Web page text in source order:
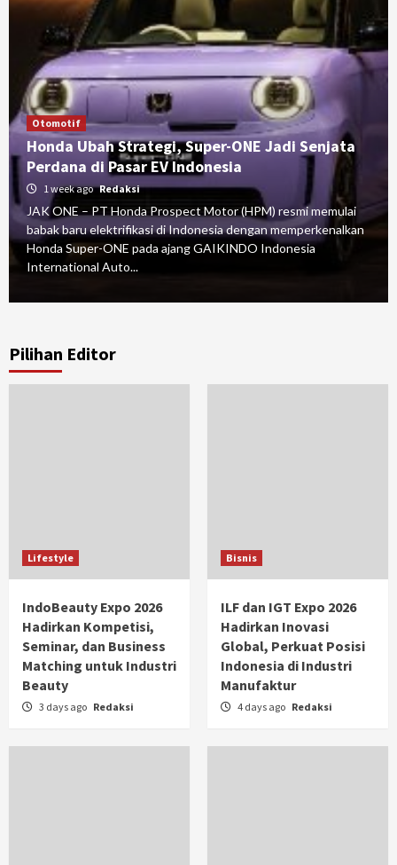
Otomotif
Honda Ubah Strategi, Super-ONE Jadi Senjata
Perdana di Pasar EV Indonesia
1 week ago Redaksi
JAK ONE – PT Honda Prospect Motor (HPM) resmi memulai
babak baru elektrifikasi di Indonesia dengan memperkenalkan
Honda Super-ONE pada ajang GAIKINDO Indonesia
International Auto...
Pilihan Editor
Lifestyle
IndoBeauty Expo 2026
Hadirkan Kompetisi,
Seminar, dan Business
Matching untuk Industri
Beauty
3 days ago Redaksi
Bisnis
ILF dan IGT Expo 2026
Hadirkan Inovasi
Global, Perkuat Posisi
Indonesia di Industri
Manufaktur
4 days ago Redaksi